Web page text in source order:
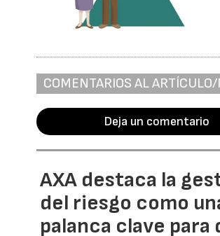
COMENTARIOS AL
Deja un comentario
AXA destaca la
del riesgo como
palanca clave para